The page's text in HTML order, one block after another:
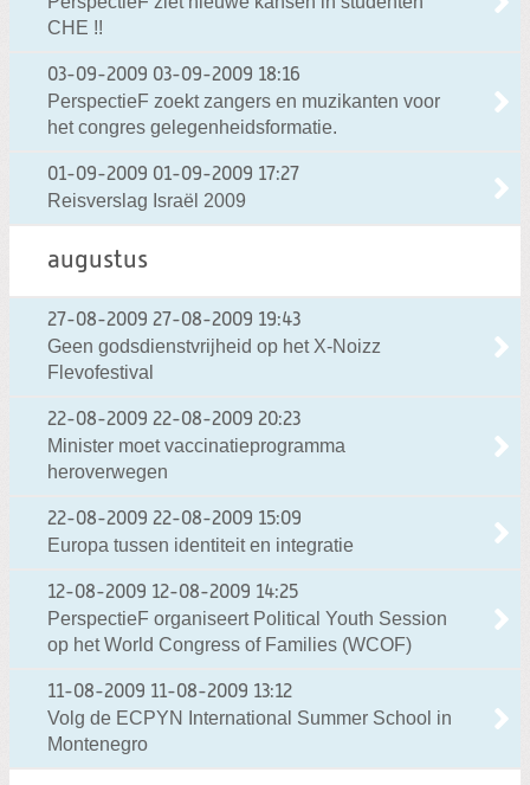
CHE !!
03-09-2009 03-09-2009 18:16
PerspectieF zoekt zangers en muzikanten voor
het congres gelegenheidsformatie.
01-09-2009 01-09-2009 17:27
Reisverslag Israël 2009
augustus
27-08-2009 27-08-2009 19:43
Geen godsdienstvrijheid op het X-Noizz
Flevofestival
22-08-2009 22-08-2009 20:23
Minister moet vaccinatieprogramma
heroverwegen
22-08-2009 22-08-2009 15:09
Europa tussen identiteit en integratie
12-08-2009 12-08-2009 14:25
PerspectieF organiseert Political Youth Session
op het World Congress of Families (WCOF)
11-08-2009 11-08-2009 13:12
Volg de ECPYN International Summer School in
Montenegro